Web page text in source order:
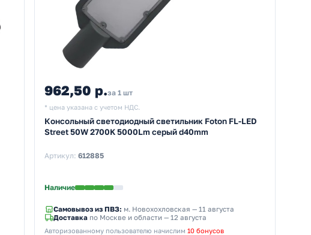
962,50 р.за 1 шт
* цена указана с учетом НДС.
Консольный светодиодный светильник Foton FL-LED
Street 50W 2700K 5000Lm серый d40mm
Артикул: 612885
Наличие
Самовывоз из ПВЗ: м. Новохохловская — 11 августа
Доставка по Москве и области — 12 августа
Авторизованному пользователю начислим 10 бонусов